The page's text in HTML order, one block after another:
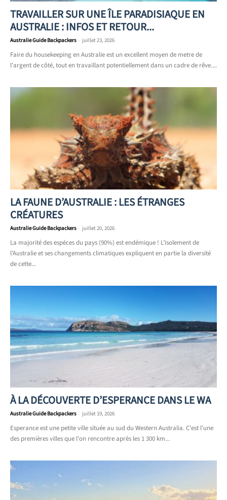
TRAVAILLER SUR UNE ÎLE PARADISIAQUE EN
AUSTRALIE : INFOS ET RETOUR...
Australie Guide Backpackers - juillet 23, 2026
Faire du housekeeping en Australie est un excellent moyen de metre de
l'argent de côté, tout en travaillant potentiellement dans un cadre de rêve....
LA FAUNE D’AUSTRALIE : LES ÉTRANGES
CRÉATURES
Australie Guide Backpackers - juillet 20, 2026
La majorité des espèces du pays (90%) est endémique ! L’isolement de
l’Australie et ses changements climatiques expliquent en partie la diversité
de cette...
À LA DÉCOUVERTE D’ESPERANCE DANS LE WA
Australie Guide Backpackers - juillet 19, 2026
Esperance est une petite ville située au sud du Western Australia. C'est l'une
des premières villes que l'on rencontre après les 1 300 km...